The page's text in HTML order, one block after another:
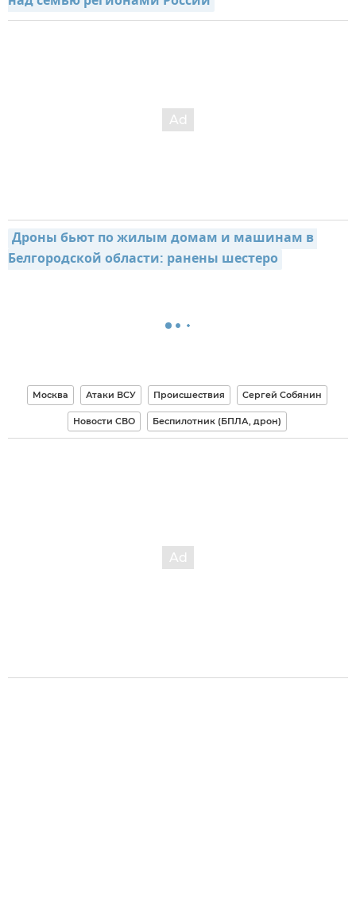
Дроны бьют по жилым домам и машинам в
Белгородской области: ранены шестеро
Москва Атаки ВСУ Происшествия Сергей Собянин
Новости СВО Беспилотник (БПЛА, дрон)